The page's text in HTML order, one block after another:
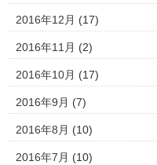
2016年12月 (17)
2016年11月 (2)
2016年10月 (17)
2016年9月 (7)
2016年8月 (10)
2016年7月 (10)